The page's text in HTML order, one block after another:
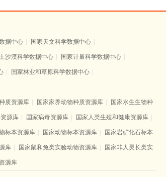
据中心 国家天文科学数据中心
沙漠科学数据中心 国家计量科学数据中心
国家林业和草原科学数据中心
质资源库 国家家养动物种质资源库 国家水生生物种
源库 国家病毒资源库 国家人类生殖和健康资源库
标本资源库 国家动物标本资源库 国家岩矿化石标本
库 国家鼠和兔类实验动物资源库 国家非人灵长类实
源库